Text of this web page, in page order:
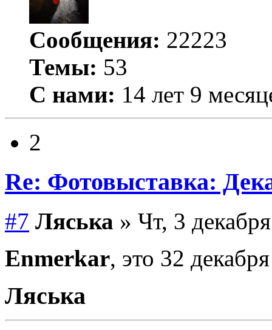
Сообщения: 22223
Темы: 53
С нами: 14 лет 9
2
Re: Фотовыставка:
#7 Ляська » Чт, 3
Enmerkar, это 32
Ляська